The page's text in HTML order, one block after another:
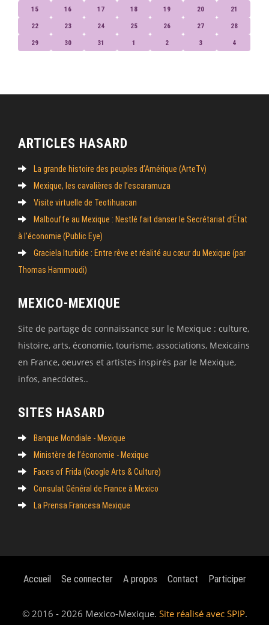
15 16 17 18 19 20 21
22 23 24 25 26 27 28
29 30 31 1 2 3 4
ARTICLES HASARD
La grande histoire des peuples d’Amérique (ArteTv)
Mexique, les cavalières de l’escaramuza
Visite virtuelle de Teotihuacan
Malbouffe au Mexique : Nestlé fait danser le Secrétariat d’État
à l’économie (Public Eye)
Graciela Iturbide : Entre rêve et réalité au cœur du Mexique (par
Thomas Hammoudi)
MEXICO-MEXIQUE
Site de partage de connaissance sur le Mexique : culture,
histoire, arts, économie, tourisme, associations, Mexicains
en France, oeuvres et artistes inspirés par le Mexique,
infos, anecdotes..
SITES HASARD
Banque Mondiale - Mexique
Ministère de l’économie - Mexique
Faces of Frida (Google Arts & Culture)
Consulat Général de France à Mexico
La Prensa Francesa Mexique
Accueil Se connecter A propos Contact Participer
© 2016 - 2026 Mexico-Mexique. Site réalisé avec SPIP.